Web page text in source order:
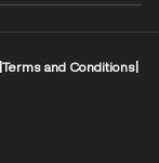
Terms and Conditions